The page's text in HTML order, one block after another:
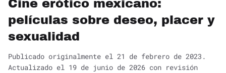
Cine erótico mexicano:
películas sobre deseo, placer y
sexualidad
Publicado originalmente el 21 de febrero de 2023.
Actualizado el 19 de junio de 2026 con revisión